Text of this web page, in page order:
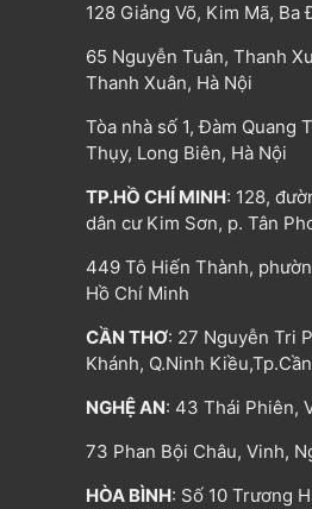
128 Giảng Võ, Kim Mã, Ba
65 Nguyễn Tuân, Thanh
Thanh Xuân, Hà Nội
Tòa nhà số 1, Đàm Quang
Thụy, Long Biên, Hà Nội
TP.HỒ CHÍ MINH: 128,
dân cư Kim Sơn, p. Tân
449 Tô Hiến Thành,
Hồ Chí Minh
CẦN THƠ: 27 Nguyễn Tri
Khánh, Q.Ninh
NGHỆ AN: 43 Thái Phiên,
73 Phan Bội Châu, Vinh,
HÒA BÌNH: Số 10 Trương